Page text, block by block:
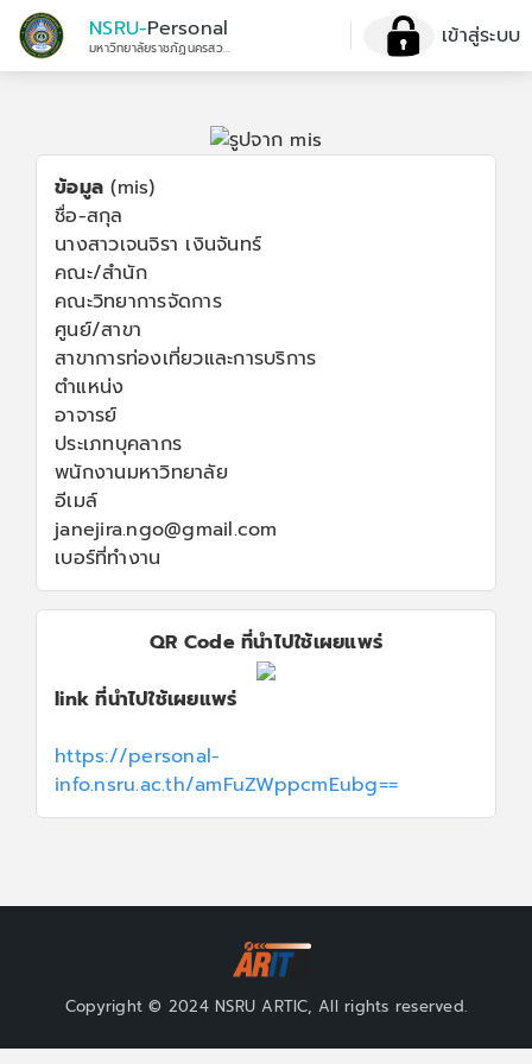
NSRU-Personal
มหาวิทยาลัยราชภัฏนครสวรรค์ เข้าสู่ระบบ
ข้อมูล (mis)
ชื่อ-สกุล
นางสาวเจนจิรา เงินจันทร์
คณะ/สำนัก
คณะวิทยาการจัดการ
ศูนย์/สาขา
สาขาการท่องเที่ยวและการบริการ
ตำแหน่ง
อาจารย์
ประเภทบุคลากร
พนักงานมหาวิทยาลัย
อีเมล์
janejira.ngo@gmail.com
เบอร์ที่ทำงาน
QR Code ที่นำไปใช้เผยแพร่
link ที่นำไปใช้เผยแพร่
https://personal-
info.nsru.ac.th/amFuZWppcmEubg==
Copyright © 2024 NSRU ARTIC, All rights reserved.